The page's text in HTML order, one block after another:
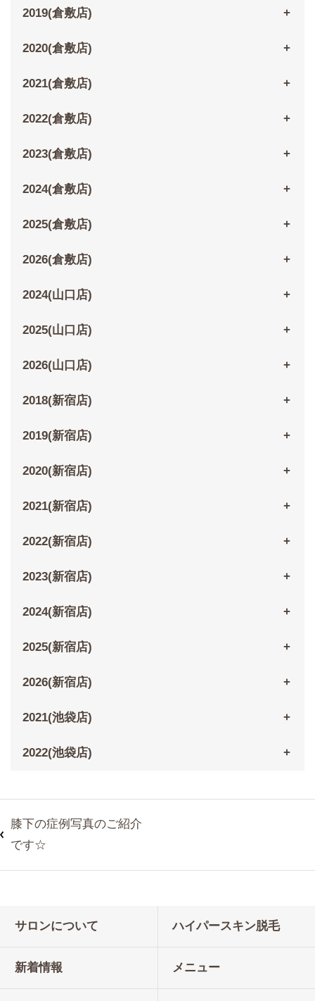
2019(倉敷店)
2020(倉敷店)
2021(倉敷店)
2022(倉敷店)
2023(倉敷店)
2024(倉敷店)
2025(倉敷店)
2026(倉敷店)
2024(山口店)
2025(山口店)
2026(山口店)
2018(新宿店)
2019(新宿店)
2020(新宿店)
2021(新宿店)
2022(新宿店)
2023(新宿店)
2024(新宿店)
2025(新宿店)
2026(新宿店)
2021(池袋店)
2022(池袋店)
膝下の症例写真のご紹介
です☆
サロンについて ハイパースキン脱毛
新着情報 メニュー